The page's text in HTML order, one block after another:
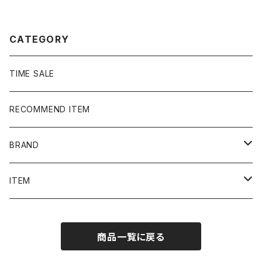
CATEGORY
TIME SALE
RECOMMEND ITEM
BRAND
NIKE
ITEM
商品一覧に戻る